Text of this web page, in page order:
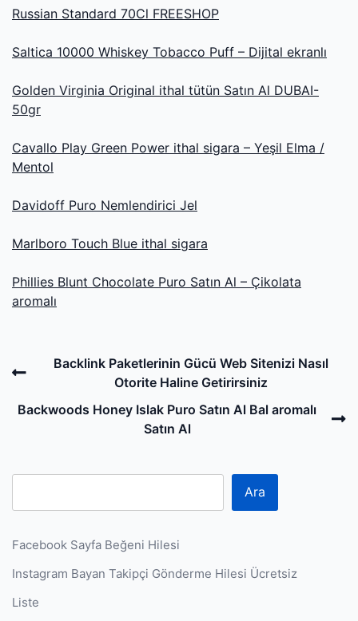
Russian Standard 70Cl FREESHOP
Saltica 10000 Whiskey Tobacco Puff – Dijital ekranlı
Golden Virginia Original ithal tütün Satın Al DUBAI-
50gr
Cavallo Play Green Power ithal sigara – Yeşil Elma /
Mentol
Davidoff Puro Nemlendirici Jel
Marlboro Touch Blue ithal sigara
Phillies Blunt Chocolate Puro Satın Al – Çikolata
aromalı
PreviousBacklink Paketlerinin Gücü Web Sitenizi Nasıl
Otorite Haline Getirirsiniz
Backwoods Honey Islak Puro Satın Al Bal aromalı
Satın Al
Ara
Facebook Sayfa Beğeni Hilesi
Instagram Bayan Takipçi Gönderme Hilesi Ücretsiz
Liste